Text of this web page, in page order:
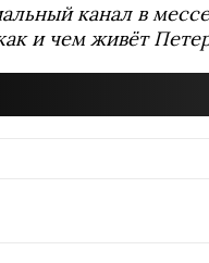
канал в
и чем живёт